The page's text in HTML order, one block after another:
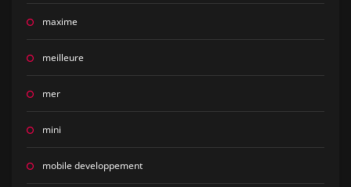
maxime
meilleure
mer
mini
mobile developpement